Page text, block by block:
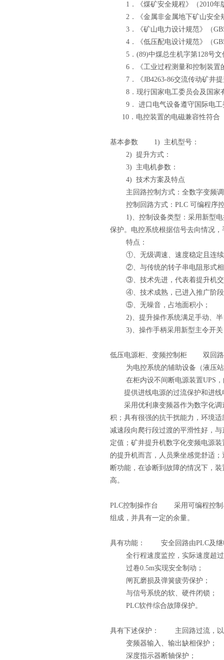
1．《煤矿安全规程》（2010年
2．《金属非金属地下矿山安全规
3．《矿山电力设计规范》（
4．《低压配电设计规范》（
5．(89)中煤总生机字第128号文
6．《工业过程测量和控制装置的
7．《JB4263-86交流传动矿井提
8．现行国家电工委员会及国家
9． 进口电气设备遵守国际电工
10．电控装置的电磁兼容性符合《
基本参数 1) 主机型号：
2) 提升方式：
3) 主电机参数：
4) 技术方案及特点
主回路控制方式：全数字变频调
控制回路方式：PLC 可编程序
1)、控制设备类型：采用新型电
保护。电控系统根据信号去向情况
特点：
①、无级调速、速度稳定且连续
②、与传统的转子串电阻形式相
③、技术先进，代表着提升机交
④、技术成熟，已进入推广阶段
⑤、无噪音，占地面积小；
2)、提升操作系统满足手动、半
3)、操作手柄采用新型主令开关
低压电源柜、变频控制柜 双回路
为电控系统的辅助设备（液压站
在柜内设不间断电源装置UPS，
提供进线电源的过流保护和进线
采用优利康变频器作为数字化调
积；具有很强的抗干扰能力，环境
减速段向爬行段过渡的平滑性好，
定值；矿井提升机数字化变频电源
的提升机而言，人员乘坐感觉舒适
断功能，在诊断到故障的情况下，
高。
PLC控制操作台 采用可编程控制器
组成，并具有一定的余量。
具有功能： 安全回路由PLC及继
全行程速度监控，实际速度超过
过卷0.5m实现安全制动；
闸瓦磨损及弹簧疲劳保护；
与信号系统的软、硬件闭锁；
PLC软件综合故障保护。
具有下述保护： 主回路过流，以
变频器输入、输出缺相保护；
深度指示器断轴保护；